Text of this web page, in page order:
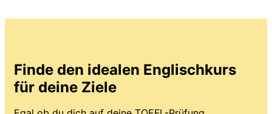
Finde den idealen Englischkurs
für deine Ziele